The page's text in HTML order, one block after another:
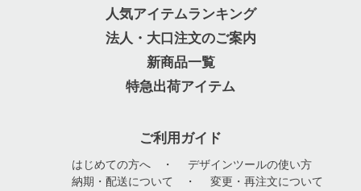
人気アイテムランキング
法人・大口注文のご案内
新商品一覧
特急出荷アイテム
ご利用ガイド
はじめての方へ ・ デザインツールの使い方
納期・配送について
・ 変更・再注文について